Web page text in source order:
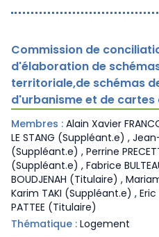
Commission de
d'élaboration de
territoriale,de schémas
d'urbanisme et de cartes
Membres : Alain Xavier
LE STANG (Suppléant.e) ,
(Suppléant.e) , Perrine
(Suppléant.e) , Fabrice
BOUDJENAH (Titulaire) ,
Karim TAKI (Suppléant.e) ,
PATTEE (Titulaire)
Thématique : Logement